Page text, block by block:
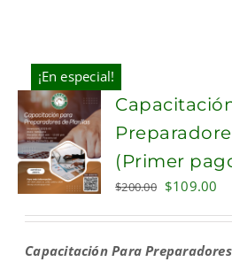
¡En especial!
ADD TO
CART
(Primer
$200.00 Original
$200.00.
$109.00
Capacitación Para